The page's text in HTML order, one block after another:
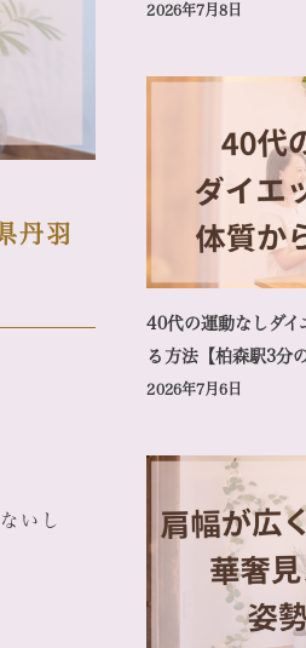
丹羽
いし
2026年7月8日
40代の運動なしダイ
る方法【柏森駅3分
2026年7月6日